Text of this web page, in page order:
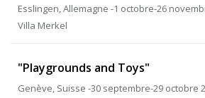
Esslingen, Allemagne -1 octobre-26
Villa Merkel
"Playgrounds and Toys"
Genève, Suisse -30 septembre-29 octobre